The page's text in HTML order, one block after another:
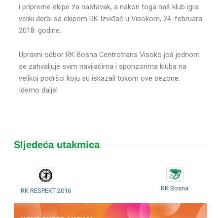
i pripreme ekipe za nastavak, a nakon toga naš klub igra
veliki derbi sa ekipom RK Izviđač u Visokom, 24. februara
2018. godine.
Upravni odbor RK Bosna Centrotrans Visoko još jednom
se zahvaljuje svim navijačima i sponzorima kluba na
velikoj podršci koju su iskazali tokom ove sezone.
Idemo dalje!
Sljedeća utakmica
RK RESPEKT 2016 RK Bosna